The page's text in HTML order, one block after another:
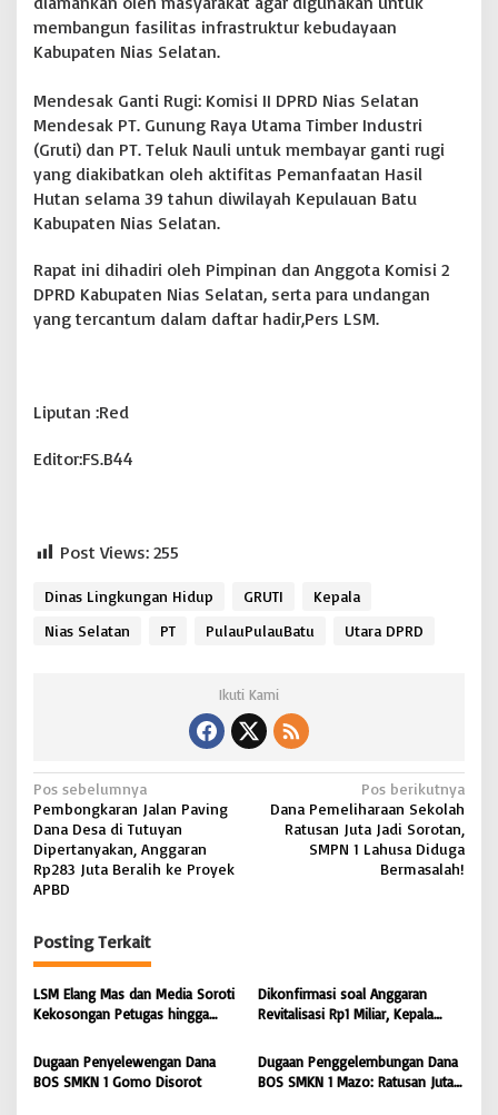
membangun fasilitas infrastruktur kebudayaan
Kabupaten Nias Selatan.
Mendesak Ganti Rugi: Komisi II DPRD Nias Selatan
Mendesak PT. Gunung Raya Utama Timber Industri
(Gruti) dan PT. Teluk Nauli untuk membayar ganti rugi
yang diakibatkan oleh aktifitas Pemanfaatan Hasil
Hutan selama 39 tahun diwilayah Kepulauan Batu
Kabupaten Nias Selatan.
Rapat ini dihadiri oleh Pimpinan dan Anggota Komisi 2
DPRD Kabupaten Nias Selatan, serta para undangan
yang tercantum dalam daftar hadir,Pers LSM.
Liputan :Red
Editor:FS.B44
Post Views: 255
Dinas Lingkungan Hidup GRUTI
Kepala
Nias Selatan
PT PulauPulauBatu Utara DPRD
Ikuti Kami
N
a
v
i
a
s
i
o
Pos sebelumnya
Pembongkaran Jalan Paving
Dana Desa di Tutuyan
Dipertanyakan, Anggaran
Rp283 Juta Beralih ke Proyek
APBD
Pos berikutnya
Dana Pemeliharaan Sekolah
Ratusan Juta Jadi Sorotan,
SMPN 1 Lahusa Diduga
Bermasalah!
Posting Terkait
LSM Elang Mas dan Media Soroti
Kekosongan Petugas hingga
Perpustakaan Nias Utara
Dikonfirmasi soal Anggaran
Revitalisasi Rp1 Miliar, Kepala
Hiliuso Bungkam
Dugaan Penyelewengan Dana
BOS SMKN 1 Gomo Disorot
Dugaan Penggelembungan Dana
BOS SMKN 1 Mazo: Ratusan Juta